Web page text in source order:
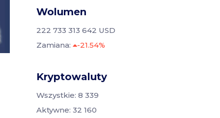
Wolumen
222 733 313 642 USD
Zamiana:
-21.54%
Kryptowaluty
Wszystkie: 8 339
Aktywne: 32 160